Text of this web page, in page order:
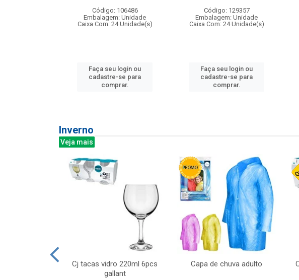
Código: 106486
Embalagem: Unidade
Caixa Com: 24 Unidade(s)
Faça seu login ou
cadastre-se para
comprar.
Código: 129357
Embalagem: Unidade
Caixa Com: 24 Unidade(s)
Faça seu login ou
cadastre-se para
comprar.
Inverno
Veja mais
Cj tacas vidro 220ml 6pcs
gallant
Capa de chuva adulto